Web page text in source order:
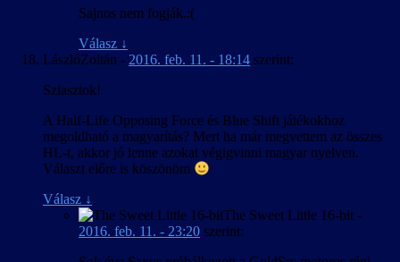
Sajnos nem fogják.:(
Válasz ↓
LászlóZoltán - 2016. feb. 11. - 18:14 szerint:
Sziasztok!
A Half-Life Opposing Force és Blue Shift játékokhoz
megoldható a magyarítás? Mert ha már megvettem az összes
HL-t, akkor jó lenne azokat végigvinni magyar nyelven.
Választ előre is köszönöm
Válasz ↓
The Sweet Little 16-bit -
2016. feb. 11. - 23:20 szerint: